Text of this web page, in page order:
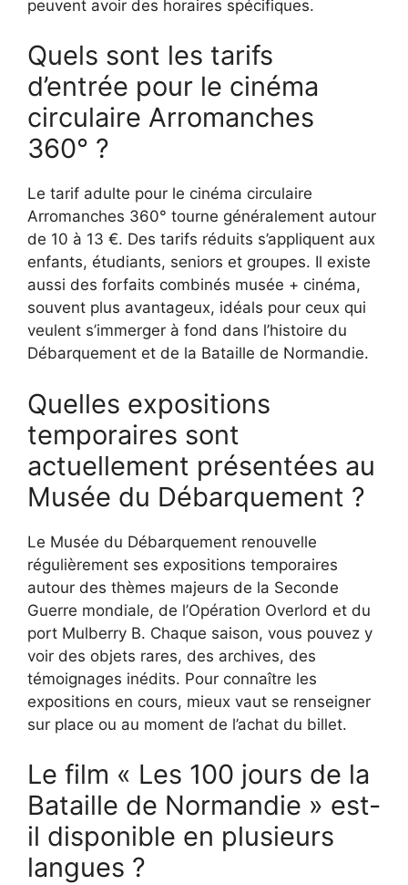
peuvent avoir des horaires spécifiques.
Quels sont les tarifs
d’entrée pour le cinéma
circulaire Arromanches
360° ?
Le tarif adulte pour le cinéma circulaire
Arromanches 360° tourne généralement autour
de 10 à 13 €. Des tarifs réduits s’appliquent aux
enfants, étudiants, seniors et groupes. Il existe
aussi des forfaits combinés musée + cinéma,
souvent plus avantageux, idéals pour ceux qui
veulent s’immerger à fond dans l’histoire du
Débarquement et de la Bataille de Normandie.
Quelles expositions
temporaires sont
actuellement présentées au
Musée du Débarquement ?
Le Musée du Débarquement renouvelle
régulièrement ses expositions temporaires
autour des thèmes majeurs de la Seconde
Guerre mondiale, de l’Opération Overlord et du
port Mulberry B. Chaque saison, vous pouvez y
voir des objets rares, des archives, des
témoignages inédits. Pour connaître les
expositions en cours, mieux vaut se renseigner
sur place ou au moment de l’achat du billet.
Le film « Les 100 jours de la
Bataille de Normandie » est-
il disponible en plusieurs
langues ?